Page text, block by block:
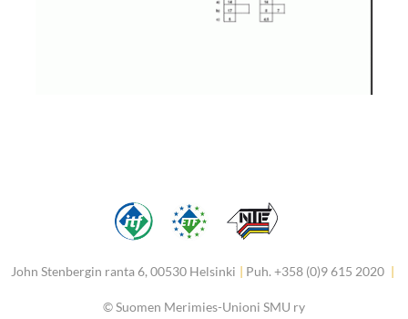
John Stenbergin ranta 6, 00530 Helsinki | Puh. +358 (0)9 615 2020 |
©Suomen Merimies-Unioni SMU ry